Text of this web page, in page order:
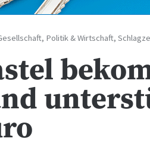
, Politik & Wirtschaft,